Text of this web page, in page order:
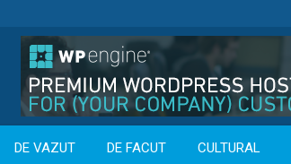
DE VAZUT DE FACUT CULTURAL